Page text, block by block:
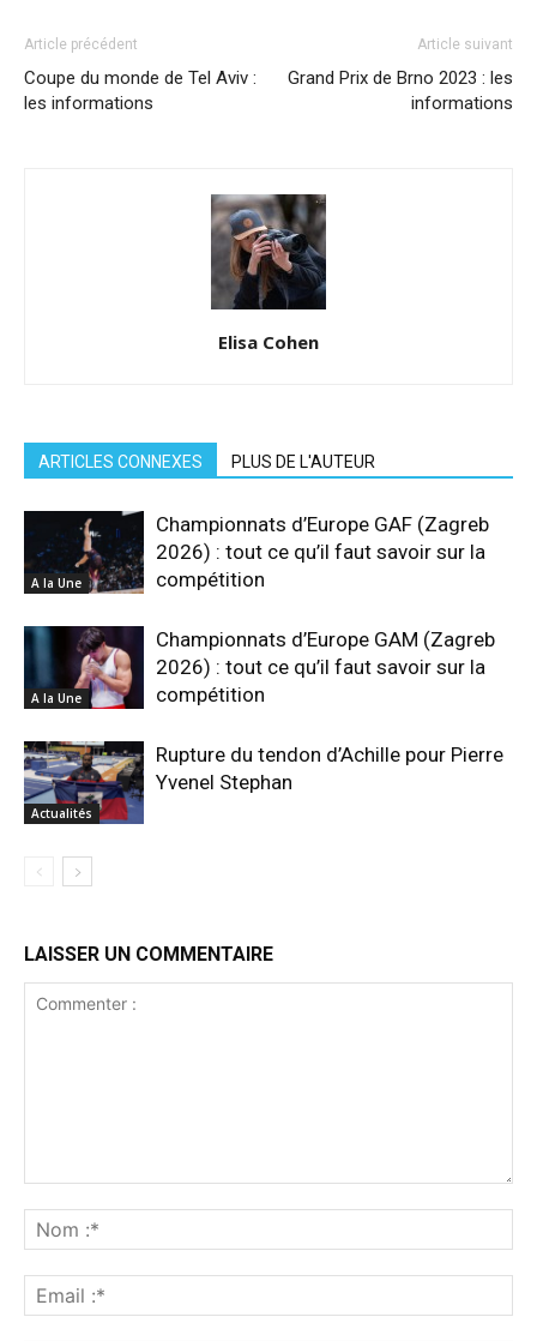
Article précédent
Coupe du monde de Tel Aviv :
les informations
Article suivant
Grand Prix de Brno 2023 : les
informations
Elisa Cohen
ARTICLES CONNEXES PLUS DE L'AUTEUR
A la Une
Championnats d’Europe GAF (Zagreb
2026) : tout ce qu’il faut savoir sur la
compétition
A la Une
Championnats d’Europe GAM (Zagreb
2026) : tout ce qu’il faut savoir sur la
compétition
Actualités
Rupture du tendon d’Achille pour Pierre
Yvenel Stephan
LAISSER UN COMMENTAIRE